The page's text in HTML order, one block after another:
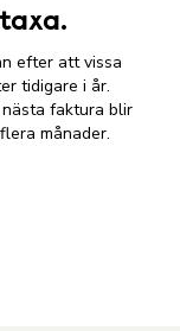
efter att vissa
tidigare i år.
faktura blir
månader.